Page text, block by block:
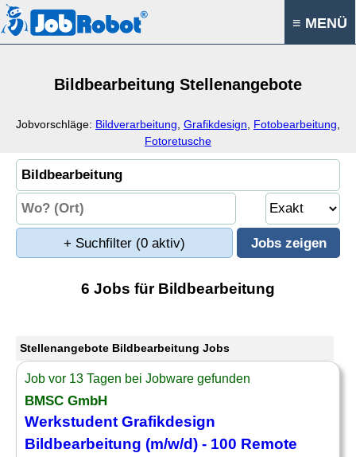
≡ MENÜ
Bildbearbeitung Stellenangebote
Jobvorschläge: Bildverarbeitung Grafikdesign Fotobearbeitung
Fotoretusche
+ Suchfilter (0 aktiv)
6 Jobs für Bildbearbeitung
Stellenangebote Bildbearbeitung Jobs
Job vor 13 Tagen bei Jobware gefunden
BMSC GmbH
Werkstudent Grafikdesign
Bildbearbeitung (m/w/d) - 100 Remote